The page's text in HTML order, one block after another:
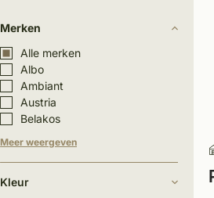
Merken
Alle merken
Albo
Ambiant
Austria
Belakos
Meer weergeven
Kleur